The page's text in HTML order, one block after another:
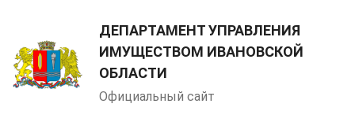
ДЕПАРТАМЕНТ УПРАВЛЕНИЯ
ИМУЩЕСТВОМ ИВАНОВСКОЙ
ОБЛАСТИ
Официальный сайт